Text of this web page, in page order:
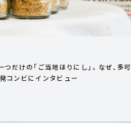
つだけの「ご当地ほりにし」。なぜ、多可
コンビにインタビュー